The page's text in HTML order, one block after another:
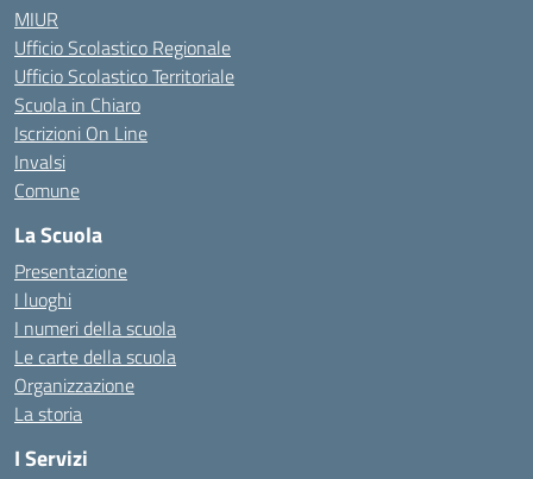
MIUR
Ufficio Scolastico Regionale
Ufficio Scolastico Territoriale
Scuola in Chiaro
Iscrizioni On Line
Invalsi
Comune
La Scuola
Presentazione
I luoghi
I numeri della scuola
Le carte della scuola
Organizzazione
La storia
I Servizi